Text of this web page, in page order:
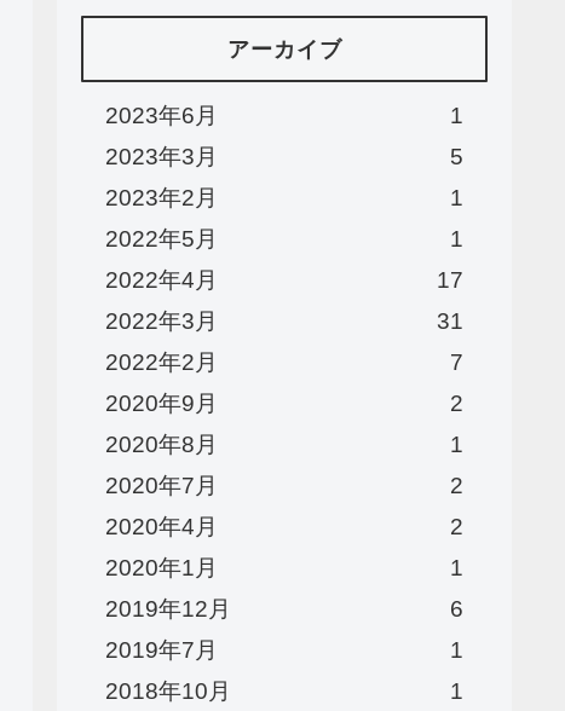
アーカイブ
2023年6月
1
2023年3月
5
2023年2月
1
2022年5月
1
2022年4月
17
2022年3月
31
2022年2月
7
2020年9月
2
2020年8月
1
2020年7月
2
2020年4月
2
2020年1月
1
2019年12月
6
2019年7月
1
2018年10月
1